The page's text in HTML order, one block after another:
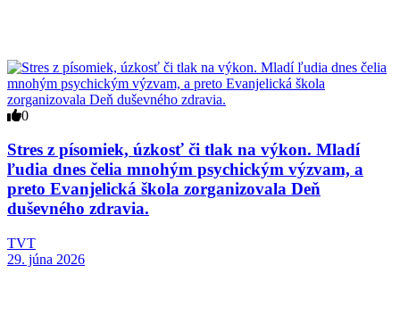
0
Stres z písomiek, úzkosť či tlak na výkon. Mladí
ľudia dnes čelia mnohým psychickým výzvam, a
preto Evanjelická škola zorganizovala Deň
duševného zdravia.
TVT
29. júna 2026